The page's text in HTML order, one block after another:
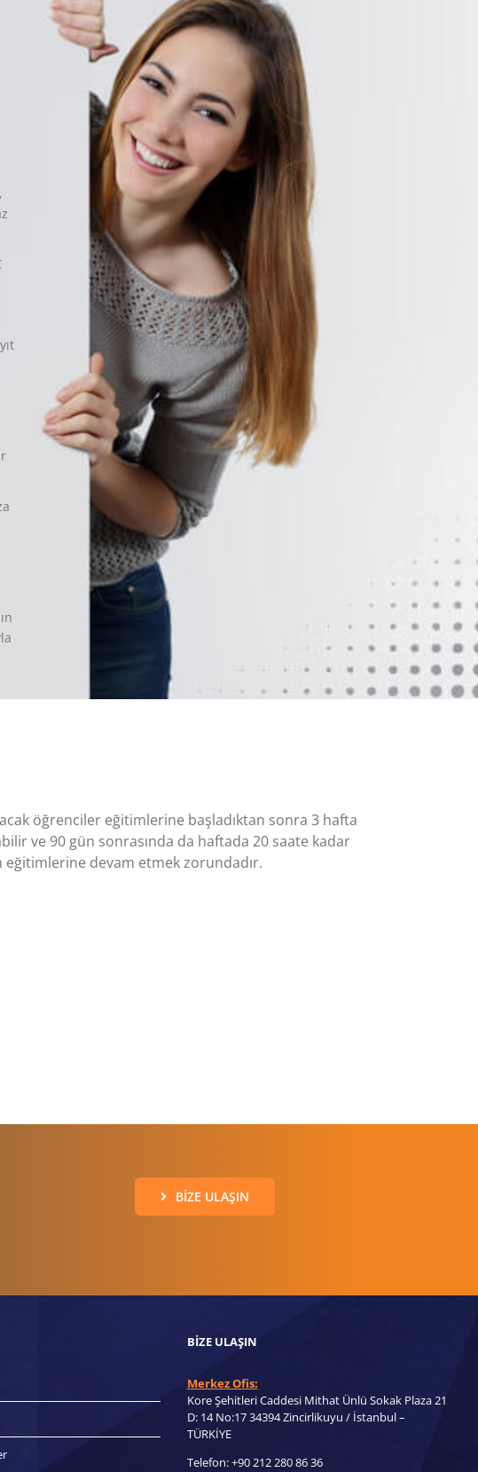
öğrenciler eğitimlerine başladıktan sonra 3 hafta
ve 90 gün sonrasında da haftada 20 saate kadar
eğitimlerine devam etmek zorundadır.
BIZE ULAŞIN
BIZE ULAŞIN
Merkez Ofis:
Kore Şehitleri Caddesi Mithat Ünlü Sokak Plaza 21
D: 14 No:17 34394 Zincirlikuyu / İstanbul –
TÜRKİYE
Telefon: +90 212 280 86 36